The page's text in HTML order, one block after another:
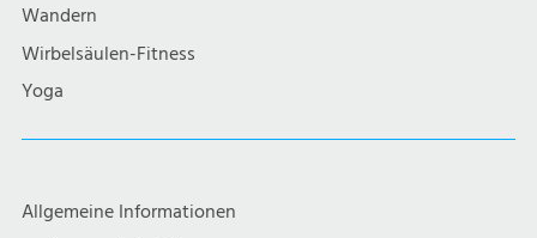
Wandern
Wirbelsäulen-Fitness
Yoga
Allgemeine Informationen